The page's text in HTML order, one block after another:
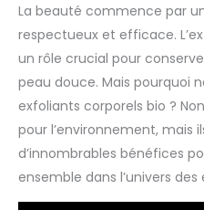
La beauté commence par
respectueux et efficace.
un rôle crucial pour
peau douce. Mais pourquoi
exfoliants corporels bio ?
pour l’environnement, mais
d’innombrables bénéfices
ensemble dans l’univers